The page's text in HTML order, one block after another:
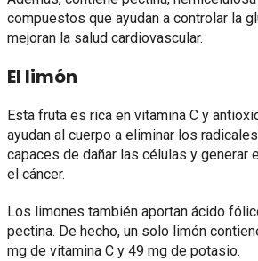
compuestos que ayudan a controlar la
mejoran la salud cardiovascular.
El limón
Esta fruta es rica en vitamina C y
ayudan al cuerpo a eliminar los
capaces de dañar las células y generar
el cáncer.
Los limones también aportan ácido
pectina. De hecho, un solo limón
mg de vitamina C y 49 mg de potasio.